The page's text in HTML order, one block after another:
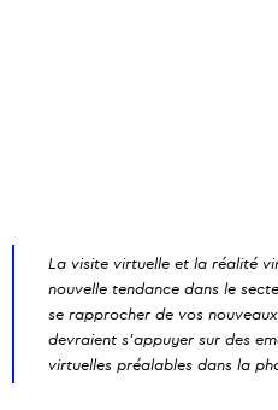
La visite virtuelle et la réalité
nouvelle tendance dans le
se rapprocher de vos
devraient s’appuyer sur des
virtuelles préalables dans la